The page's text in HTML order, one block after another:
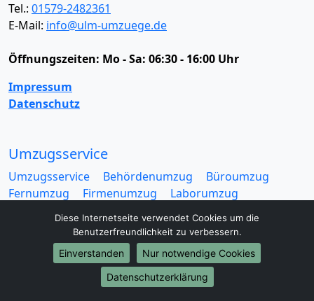
Tel.: 01579-2482361
E-Mail: info@ulm-umzuege.de
Öffnungszeiten: Mo - Sa: 06:30 - 16:00 Uhr
Impressum
Datenschutz
Umzugsservice
Umzugsservice Behördenumzug
Büroumzug
Fernumzug
Firmenumzug
Laborumzug
Seniorenumzug
Studentenumzug
Beiladung
Entrümpelung
Halteverbotszone
Klaviertransport
Möbellift
Haushaltsauflösung
Möbeltaxi
Möbelmitfahrzentrale
Umzugskartons
Diese Internetseite verwendet Cookies um die
Benutzerfreundlichkeit zu verbessern.
Einverstanden
Nur notwendige Cookies
Datenschutzerklärung